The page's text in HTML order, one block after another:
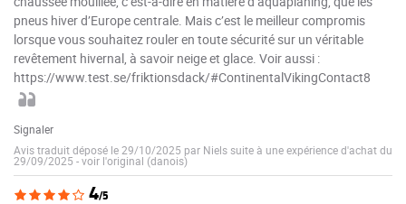
pneus hiver d’Europe centrale. Mais c’est le meilleur compromis
lorsque vous souhaitez rouler en toute sécurité sur un véritable
revêtement hivernal, à savoir neige et glace. Voir aussi :
https://www.test.se/friktionsdack/#ContinentalVikingContact8
Signaler
Avis traduit déposé le 29/10/2025 par Niels suite à une expérience d'achat du
29/09/2025 -voir l'original (danois)
4/5